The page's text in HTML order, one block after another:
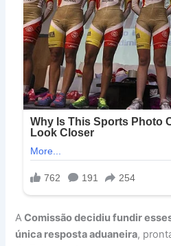
A Comissão decidiu fundir
única resposta aduaneira,